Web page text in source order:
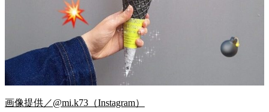
画像提供／@mi.k73（Instagram）